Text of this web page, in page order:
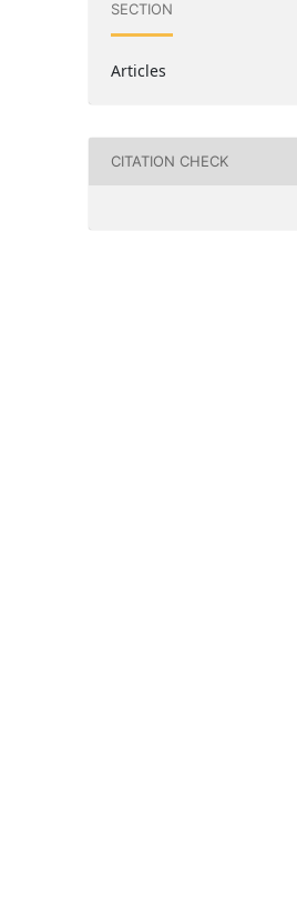
SECTION
Articles
CITATION CHECK